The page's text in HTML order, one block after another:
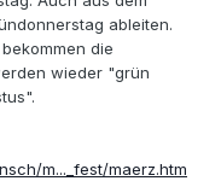
ableiten.
die
wieder "grün
m..._fest/maerz.htm